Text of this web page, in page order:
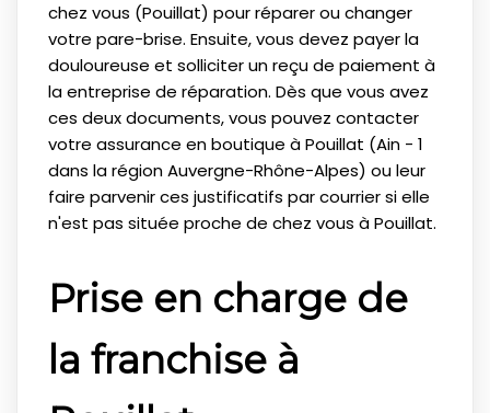
chez vous (Pouillat) pour réparer ou changer
votre pare-brise. Ensuite, vous devez payer la
douloureuse et solliciter un reçu de paiement à
la entreprise de réparation. Dès que vous avez
ces deux documents, vous pouvez contacter
votre assurance en boutique à Pouillat (Ain - 1
dans la région Auvergne-Rhône-Alpes) ou leur
faire parvenir ces justificatifs par courrier si elle
n'est pas située proche de chez vous à Pouillat.
Prise en charge de
la franchise à